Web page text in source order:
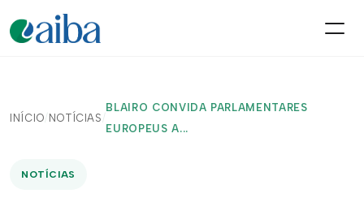
INÍCIO/ NOTÍCIAS /
BLAIRO CONVIDA PARLAMENTARES
EUROPEUS A...
NOTÍCIAS